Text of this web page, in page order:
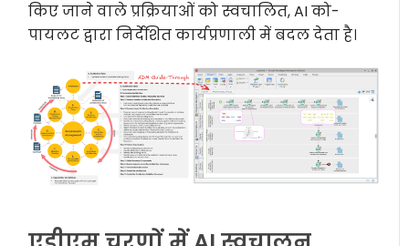
किए जाने वाले प्रक्रियाओं को स्वचालित, AI को-
पायलट द्वारा निर्देशित कार्यप्रणाली में बदल देता है।